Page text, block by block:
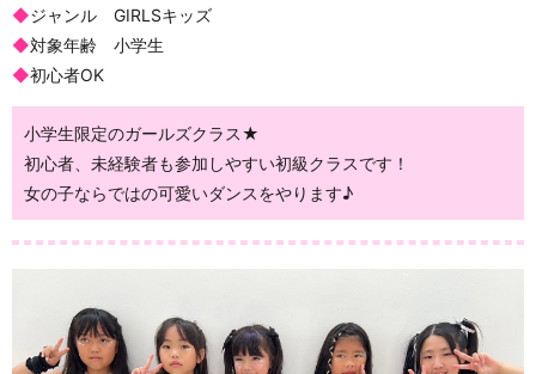
◆ジャンル GIRLSキッズ
◆対象年齢 小学生
◆初心者OK
小学生限定のガールズクラス★
初心者、未経験者も参加しやすい初級クラスです！
女の子ならではの可愛いダンスをやります♪